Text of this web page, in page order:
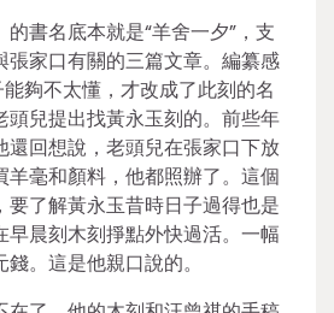
的書名底本就是“羊舍一夕”，支
張家口有關的三篇文章。編纂感
夠不太懂，才改成了此刻的名
頭兒提出找黃永玉刻的。前些年
還回想說，老頭兒在張家口下放
羊毫和顏料，他都照辦了。這個
要了解黃永玉昔時日子過得也是
早晨刻木刻掙點外快過活。一幅
。這是他親口說的。